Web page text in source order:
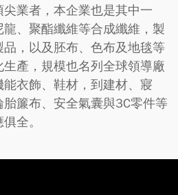
業者，本企業也是其中一
、聚酯纖維等合成纖維，製
，以及胚布、色布及地毯等
產，規模也名列全球領導廠
衣飾、鞋材，到建材、寢
簾布、安全氣囊與3C零件等
全。